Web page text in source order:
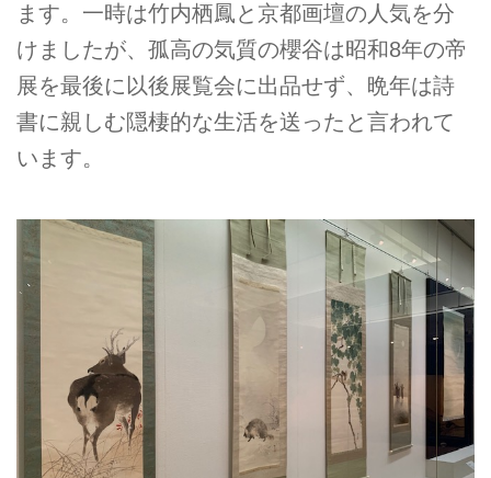
ます。一時は竹内栖鳳と京都画壇の人気を分
けましたが、孤高の気質の櫻谷は昭和8年の帝
展を最後に以後展覧会に出品せず、晩年は詩
書に親しむ隠棲的な生活を送ったと言われて
います。